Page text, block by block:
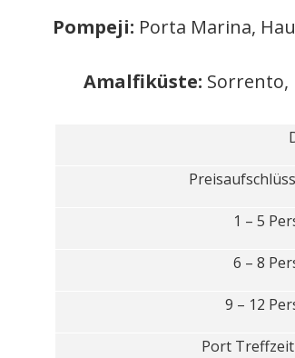
Pompeji: Porta Marina,
Amalfiküste: Sorrento,
1 – 5
6 – 8
9 – 12
Port